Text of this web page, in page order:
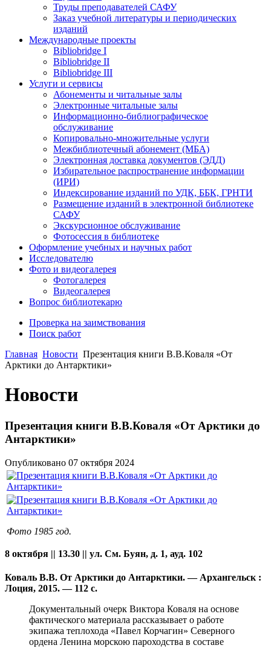
Труды преподавателей САФУ
Заказ учебной литературы и периодических
изданий
Международные проекты
Bibliobridge I
Bibliobridge II
Bibliobridge III
Услуги и сервисы
Абонементы и читальные залы
Электронные читальные залы
Информационно-библиографическое
обслуживание
Копировально-множительные услуги
Межбиблиотечный абонемент (МБА)
Электронная доставка документов (ЭДД)
Избирательное распространение информации
(ИРИ)
Индексирование изданий по УДК, ББК, ГРНТИ
Размещение изданий в электронной библиотеке
САФУ
Экскурсионное обслуживание
Фотосессия в библиотеке
Оформление учебных и научных работ
Исследователю
Фото и видеогалерея
Фотогалерея
Видеогалерея
Вопрос библиотекарю
Проверка на заимствования
Поиск работ
Главная Новости Презентация книги В.В.Коваля «От
Арктики до Антарктики»
Новости
Презентация книги В.В.Коваля «От Арктики до
Антарктики»
Опубликовано 07 октября 2024
Фото 1985 год.
8 октября || 13.30 || ул. См. Буян, д. 1, ауд. 102
Коваль В.В. От Арктики до Антарктики. — Архангельск :
Лоция, 2015. — 112 с.
Документальный очерк Виктора Коваля на основе
фактического материала рассказывает о работе
экипажа теплохода «Павел Корчагин» Северного
ордена Ленина морскою пароходства в составе